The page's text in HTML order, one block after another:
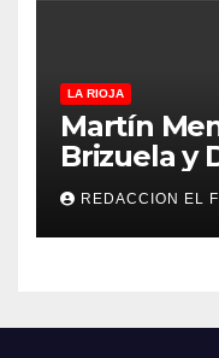
LA RIOJA
Martín
Brizuela y
incendios
“Miente
REDACCION EL